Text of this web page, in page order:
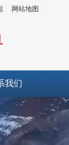
网站地图
我们